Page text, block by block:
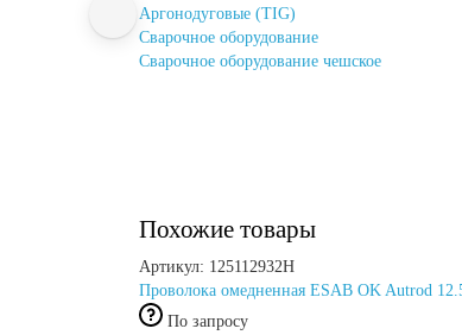
Аргонодуговые (TIG)
Сварочное оборудование
Сварочное оборудование чешское
Похожие товары
Артикул: 125112932H
Проволока омедненная ESAB OK Autrod
По запросу